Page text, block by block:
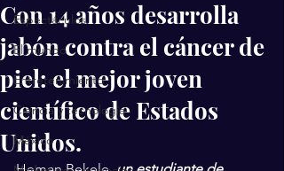
Espectáculos
El mundo
Entretenimiento
Ciencia y tecnología
México
Con 14 años desarrolla
jabón contra el cáncer de
piel: el mejor joven
científico de Estados
Unidos.